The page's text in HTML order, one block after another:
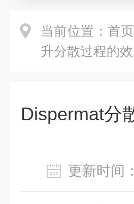
当前位置： 首页
升分散过程的
Dispermat分
更新时